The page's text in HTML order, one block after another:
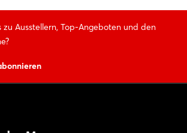
zu Ausstellern, Top-Angeboten und den